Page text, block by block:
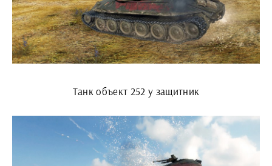
Танк объект 252 у защитник